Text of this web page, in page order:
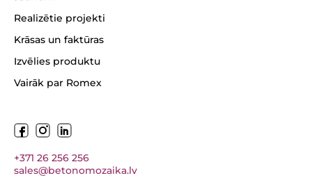
Realizētie projekti
Krāsas un faktūras
Izvēlies produktu
Vairāk par Romex
+371 26 256 256
sales@betonomozaika.lv